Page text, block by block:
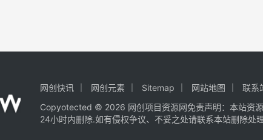
网创快讯 网创元素 Sitemap 网站地图
联系
Copyotected © 2026 网创项目资源网免责声明：本站资
24小时内删除.如有侵权争议、不妥之处请联系本站删除处